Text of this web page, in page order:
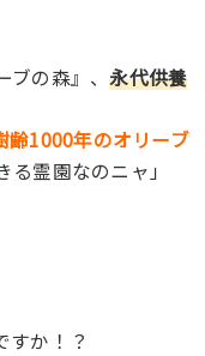
ブの森』、永代供養
齢1000年のオリーブ
霊園なのニャ」
すか！？